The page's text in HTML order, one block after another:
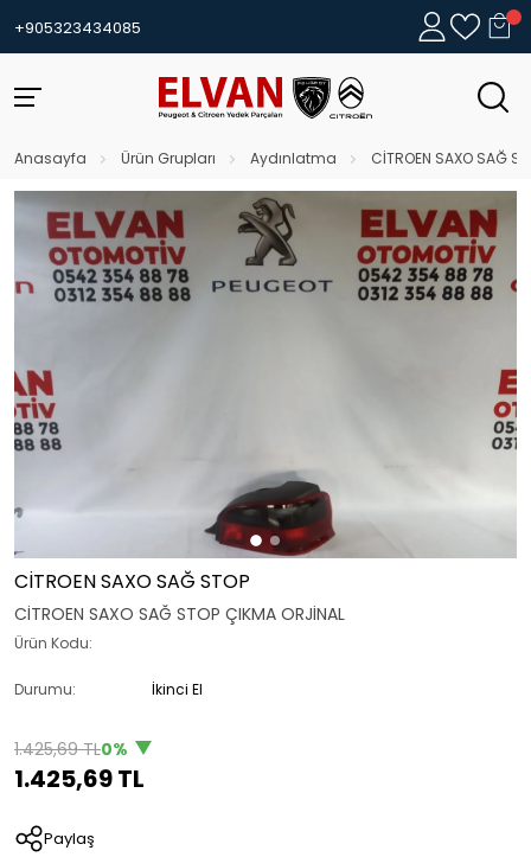
+905323434085
Anasayfa Ürün Grupları Aydınlatma CİTROEN SAXO SAĞ
CİTROEN SAXO SAĞ STOP
CİTROEN SAXO SAĞ STOP ÇIKMA ORJİNAL
Ürün Kodu:
Durumu: İkinci El
1.425,69 TL0%
1.425,69 TL
Paylaş